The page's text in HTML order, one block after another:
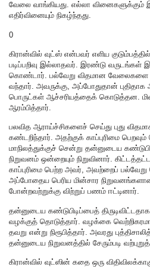
வேலை வாங்கியது. எல்லா வினைகளுக்கும்
எதிர்வினையும் நிகழ்ந்தது.
0
கிரான்வில் வுட்ஸ் என்பவர் எளிய
படிப்பறிவு இல்லாதவர். இரண்டு வருடங்கள்
கொண்டார். பல்வேறு விதமான வேலைகளை
வந்தார். அவருக்கு, அப்போதுதான் புதிதாக
பொருட்கள் ஆச்சரியத்தைக் கொடுத்தன.
ஆரம்பித்தார்.
பலவித ஆராய்ச்சிகளைச் செய்து புது
கண்டறிந்தார். அதற்குக் காப்புரிமை
மாநிலத்துக்குச் சென்று தன்னுடைய
நிறுவனம் ஒன்றையும் நிறுவினார்.
காப்புரிமை பெற்ற அவர், அவற்றைப்
அப்போதைய பெரிய மின்சார
போன்றவற்றுக்கு விற்றுப் பணம் ஈட்டினார்.
தன்னுடைய கண்டுபிடிப்பைத்
வழக்குத் தொடுத்தார். வழக்கை
தவறு என்று நிரூபித்தார். அவரது
தன்னுடைய நிறுவனத்தில் சேரும்படி
கிரான்வில் வுட்ஸின் கதை ஒரு